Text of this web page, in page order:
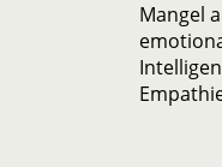
Mangel